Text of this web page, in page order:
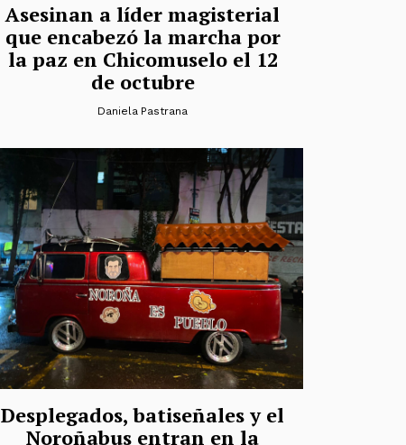
Asesinan a líder magisterial
que encabezó la marcha por
la paz en Chicomuselo el 12
de octubre
Daniela Pastrana
Desplegados, batiseñales y el
Noroñabus entran en la